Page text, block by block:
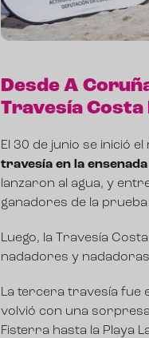
Desde A
Travesía Costa
El 30 de junio se inició
travesía en la
lanzaron al agua, y
ganadores de la
Luego, la Travesía
nadadores y
La tercera travesía fue
volvió con una
Fisterra hasta la Playa